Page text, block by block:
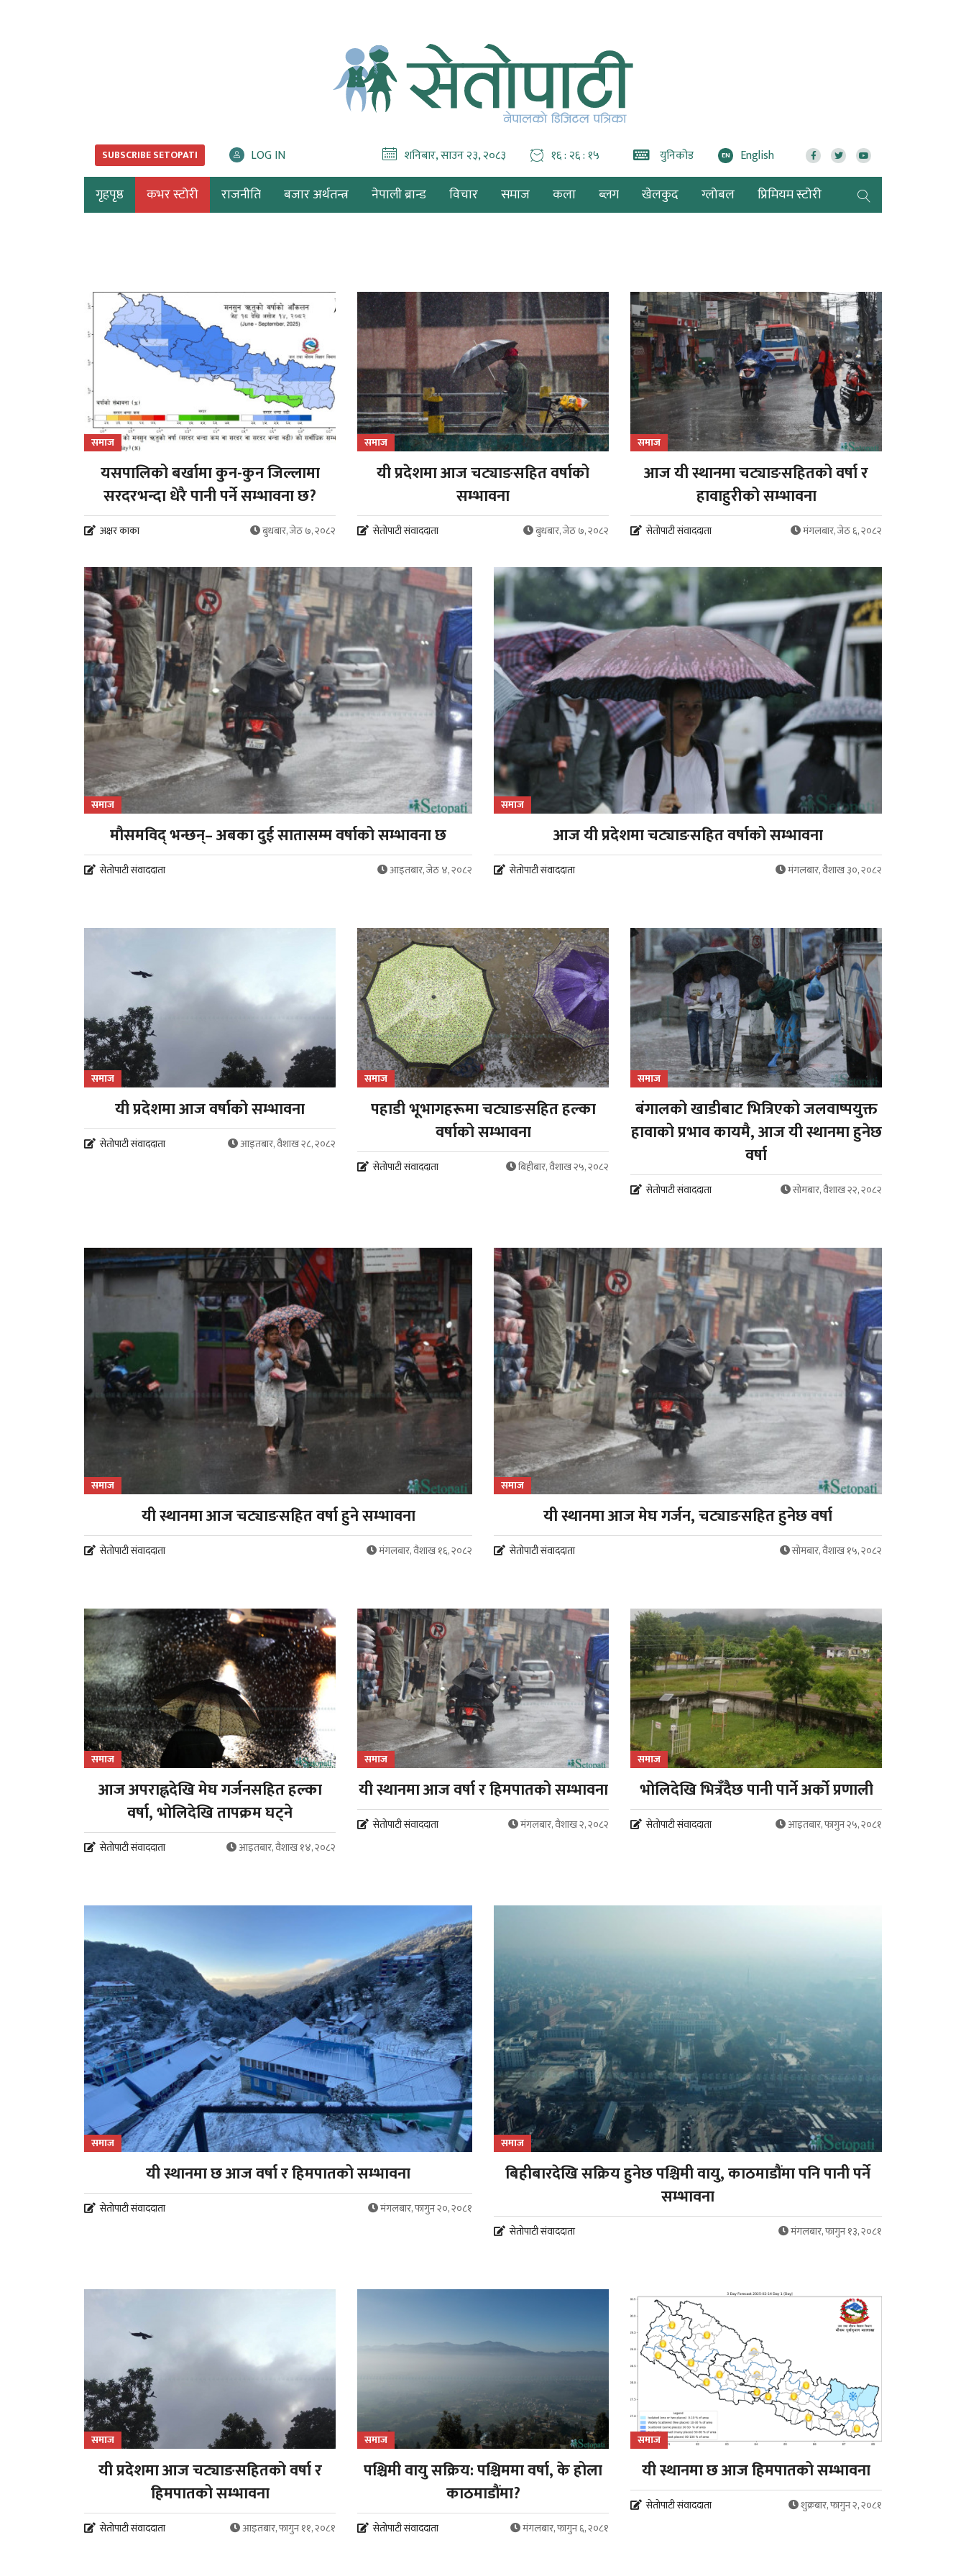
SUBSCRIBE SETOPATI LOG IN शनिबार, साउन २३, २०८३ १६ : २६ : १७ युनिकोड EN English
गृहपृष्ठ कभर स्टोरी राजनीति बजार अर्थतन्त्र नेपाली ब्रान्ड विचार समाज कला ब्लग खेलकुद ग्लोबल प्रिमियम स्टोरी
समाज
यसपालिको बर्खामा कुन-कुन जिल्लामा
सरदरभन्दा धेरै पानी पर्ने सम्भावना छ?
अक्षर काका बुधबार, जेठ ७, २०८२
समाज
यी प्रदेशमा आज चट्याङसहित वर्षाको
सम्भावना
सेतोपाटी संवाददाता बुधबार, जेठ ७, २०८२
समाज
आज यी स्थानमा चट्याङसहितको वर्षा र
हावाहुरीको सम्भावना
सेतोपाटी संवाददाता मंगलबार, जेठ ६, २०८२
समाज
मौसमविद् भन्छन्– अबका दुई सातासम्म वर्षाको सम्भावना छ
सेतोपाटी संवाददाता आइतबार, जेठ ४, २०८२
समाज
आज यी प्रदेशमा चट्याङसहित वर्षाको सम्भावना
सेतोपाटी संवाददाता मंगलबार, वैशाख ३०, २०८२
समाज
यी प्रदेशमा आज वर्षाको सम्भावना
सेतोपाटी संवाददाता आइतबार, वैशाख २८, २०८२
समाज
पहाडी भूभागहरूमा चट्याङसहित हल्का
वर्षाको सम्भावना
सेतोपाटी संवाददाता बिहीबार, वैशाख २५, २०८२
समाज
बंगालको खाडीबाट भित्रिएको जलवाष्पयुक्त
हावाको प्रभाव कायमै, आज यी स्थानमा हुनेछ
वर्षा
सेतोपाटी संवाददाता सोमबार, वैशाख २२, २०८२
समाज
यी स्थानमा आज चट्याङसहित वर्षा हुने सम्भावना
सेतोपाटी संवाददाता मंगलबार, वैशाख १६, २०८२
समाज
यी स्थानमा आज मेघ गर्जन, चट्याङसहित हुनेछ वर्षा
सेतोपाटी संवाददाता सोमबार, वैशाख १५, २०८२
समाज
आज अपराह्नदेखि मेघ गर्जनसहित हल्का
वर्षा, भोलिदेखि तापक्रम घट्ने
सेतोपाटी संवाददाता आइतबार, वैशाख १४, २०८२
समाज
यी स्थानमा आज वर्षा र हिमपातको सम्भावना
सेतोपाटी संवाददाता मंगलबार, वैशाख २, २०८२
समाज
भोलिदेखि भित्रँदैछ पानी पार्ने अर्को प्रणाली
सेतोपाटी संवाददाता आइतबार, फागुन २५, २०८१
समाज
यी स्थानमा छ आज वर्षा र हिमपातको सम्भावना
सेतोपाटी संवाददाता मंगलबार, फागुन २०, २०८१
समाज
बिहीबारदेखि सक्रिय हुनेछ पश्चिमी वायु, काठमाडौंमा पनि पानी पर्ने
सम्भावना
सेतोपाटी संवाददाता मंगलबार, फागुन १३, २०८१
समाज
यी प्रदेशमा आज चट्याङसहितको वर्षा र
हिमपातको सम्भावना
सेतोपाटी संवाददाता आइतबार, फागुन ११, २०८१
समाज
पश्चिमी वायु सक्रिय: पश्चिममा वर्षा, के होला
काठमाडौंमा?
सेतोपाटी संवाददाता मंगलबार, फागुन ६, २०८१
समाज
यी स्थानमा छ आज हिमपातको सम्भावना
सेतोपाटी संवाददाता शुक्रबार, फागुन २, २०८१